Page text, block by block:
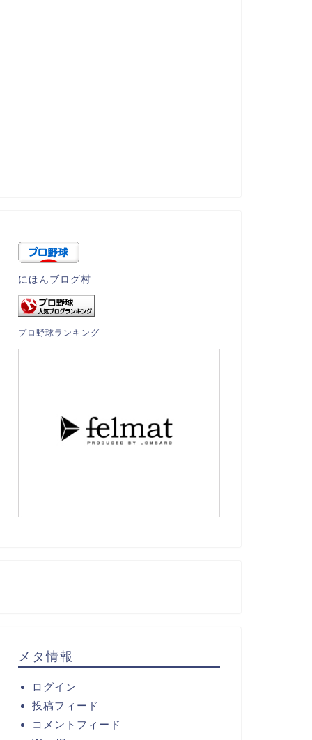
にほんブログ村
プロ野球ランキング
メタ情報
ログイン
投稿フィード
コメントフィード